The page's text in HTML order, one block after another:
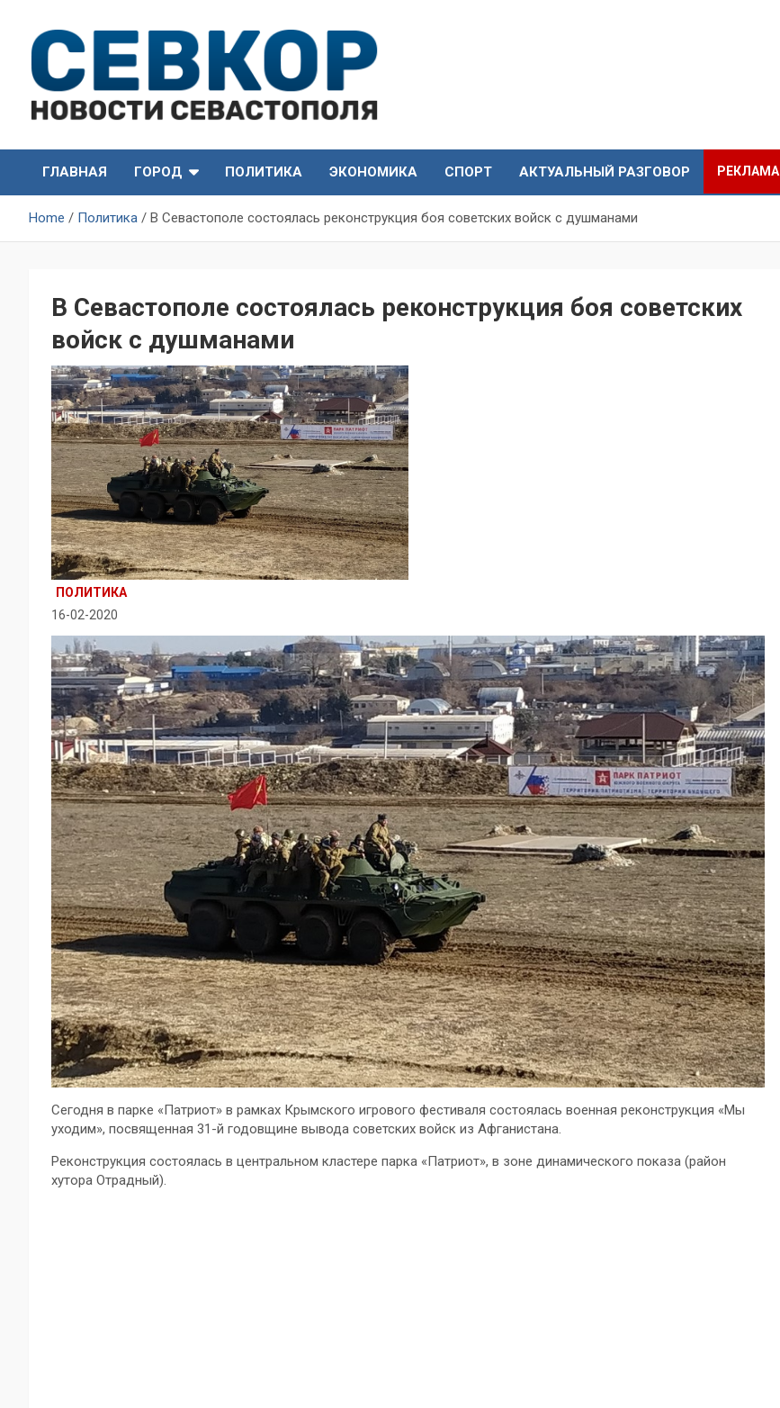
content
СевКор — Новости
Севастополя
Севастополя
ГЛАВНАЯ
ГОРОД ПОЛИТИКА ЭКОНОМИКА СПОРТ АКТУАЛЬНЫЙ РАЗГОВОР РЕКЛАМА
Home Политика В Севастополе состоялась реконструкция боя советских войск с душманами
В Севастополе состоялась реконструкция боя советских
войск с душманами
ПОЛИТИКА
16-02-2020
Сегодня в парке «Патриот» в рамках Крымского игрового фестиваля состоялась военная реконструкция «Мы
уходим», посвященная 31-й годовщине вывода советских войск из Афганистана.
Реконструкция состоялась в центральном кластере парка «Патриот», в зоне динамического показа (район
хутора Отрадный).